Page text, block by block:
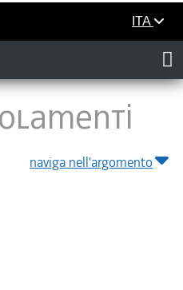
ITA
naviga nell'argomento